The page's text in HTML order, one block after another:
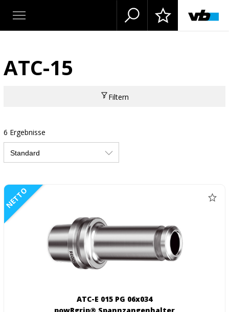
ATC-15
Filtern
6 Ergebnisse
NETTO
ATC-E 015 PG 06x034